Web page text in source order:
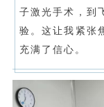
子激光手术，到
验。这让我紧张
充满了信心。